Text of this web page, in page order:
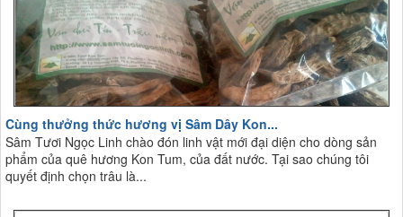
Cùng thưởng thức hương vị Sâm Dây Kon...
Sâm Tươi Ngọc Linh chào đón linh vật mới đại diện cho dòng sản
phẩm của quê hương Kon Tum, của đất nước. Tại sao chúng tôi
quyết định chọn trâu là...